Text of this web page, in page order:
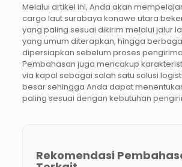
Melalui artikel ini, Anda akan
cargo laut surabaya konawe utara
yang paling sesuai dikirim melalui jalur
yang umum diterapkan, hingga
dipersiapkan sebelum proses
Pembahasan juga mencakup
via kapal sebagai salah satu solusi
besar sehingga Anda dapat
paling sesuai dengan kebutuhan
Rekomendasi